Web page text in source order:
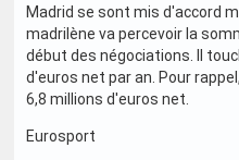
Madrid se sont mis d'accord
madrilène va percevoir la
début des négociations. Il
d'euros net par an. Pour
6,8 millions d'euros net.
Eurosport